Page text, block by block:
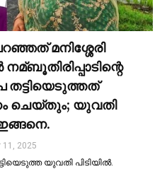
മനിശ്ശേരി
തട്ടിയെടുത്തത്
ചെയ്തും; യുവതി
11, 2025
യുവതി പിടിയില്‍.